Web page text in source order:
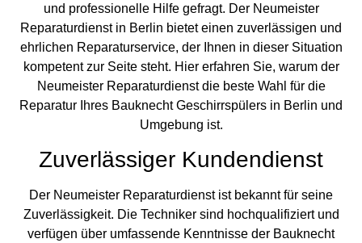
und professionelle Hilfe gefragt. Der Neumeister
Reparaturdienst in Berlin bietet einen zuverlässigen und
ehrlichen Reparaturservice, der Ihnen in dieser Situation
kompetent zur Seite steht. Hier erfahren Sie, warum der
Neumeister Reparaturdienst die beste Wahl für die
Reparatur Ihres Bauknecht Geschirrspülers in Berlin und
Umgebung ist.
Zuverlässiger Kundendienst
Der Neumeister Reparaturdienst ist bekannt für seine
Zuverlässigkeit. Die Techniker sind hochqualifiziert und
verfügen über umfassende Kenntnisse der Bauknecht